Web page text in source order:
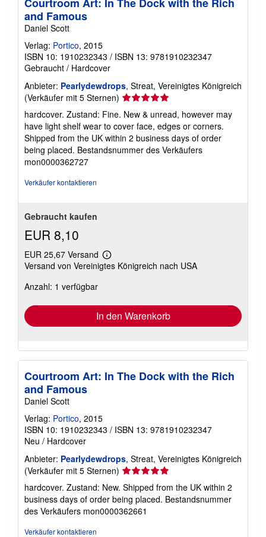
and Famous
Daniel Scott
Verlag: Portico, 2015
ISBN 10: 1910232343 / ISBN 13: 9781910232347
Gebraucht / Hardcover
Anbieter: Pearlydewdrops, Streat, Vereinigtes Königreich
(Verkäufer mit 5 Sternen) Verkäuferbewertung
5
von
5
Sternen
hardcover. Zustand: Fine. New & unread, however may
have light shelf wear to cover face, edges or corners.
Shipped from the UK within 2 business days of order
being placed. Bestandsnummer des Verkäufers
mon0000362727
Verkäufer kontaktieren
Gebraucht kaufen
EUR 8,10
EUR 25,67 Versand
Weitere
Informationen
Versand von Vereinigtes Königreich nach USA
Anzahl: 1 verfügbar
In den Warenkorb
Courtroom Art: In The Dock with the Rich
and Famous
Daniel Scott
Verlag: Portico, 2015
ISBN 10: 1910232343 / ISBN 13: 9781910232347
Neu / Hardcover
Anbieter: Pearlydewdrops, Streat, Vereinigtes Königreich
(Verkäufer mit 5 Sternen) Verkäuferbewertung
5
von
5
Sternen
hardcover. Zustand: New. Shipped from the UK within 2
business days of order being placed. Bestandsnummer
des Verkäufers mon0000362661
Verkäufer kontaktieren